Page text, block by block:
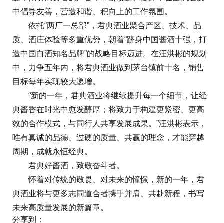
中倡导友善，营造和谐、积向上的工作氛围。
依托“两厂一总部”，君典酒业聚合产区、技术、品
质、酒庄体验等多重优势，朝着“跻身中国酱酒十强，打
造中国白酒知名品牌”的战略目标迈进。在汪洪彬的规划
中，力争五年内，将君典酒业做到茅台镇前十名，销售
目标每年实现较大递增。
“新的一年，君典酒业将继续提升每一个细节，让经
典酱香在时光中愈发醇厚；将致力于构建更紧密、更高
效的合作模式，与同行人共享发展成果。”汪洪彬表示，
唯有真诚的品德、过硬的质量、共赢的理念，才能穿越
周期，成就永恒经典。
君典好酱酒，致敬奋斗者。
怀着对传统的敬畏、对未来的憧憬，新的一年，君
典酒业将与更多志同道合者携手并肩、共赴新程，书写
未来高质量发展的新篇章。
分享到：